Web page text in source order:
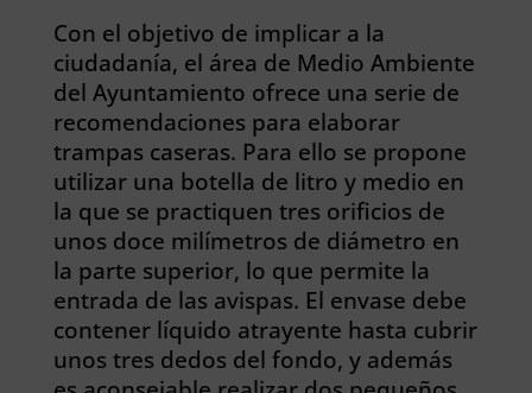
Con el objetivo de implicar a la
ciudadanía, el área de Medio Ambiente
del Ayuntamiento ofrece una serie de
recomendaciones para elaborar
trampas caseras. Para ello se propone
utilizar una botella de litro y medio en
la que se practiquen tres orificios de
unos doce milímetros de diámetro en
la parte superior, lo que permite la
entrada de las avispas. El envase debe
contener líquido atrayente hasta cubrir
unos tres dedos del fondo, y además